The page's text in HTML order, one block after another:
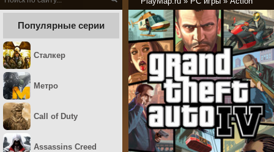
Популярные серии
Сталкер
Метро
Call of Duty
Assassins Creed